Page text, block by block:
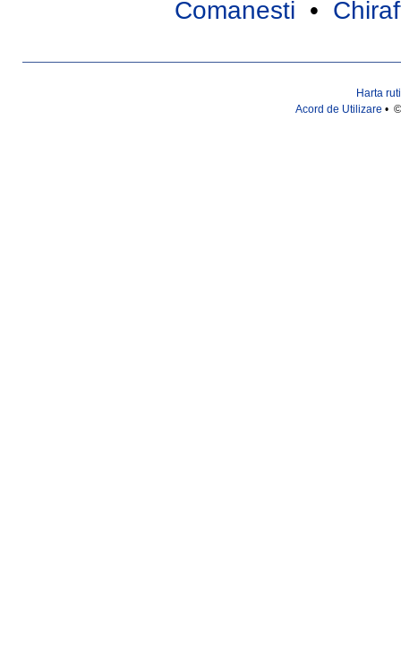
Comanesti •
Harta
Acord de Utilizare •